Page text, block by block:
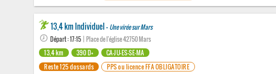
13,4 km Individuel - Une virée sur Mars
Départ : 17:15 | Place de l'église 42750 Mars
13,4 km
390 D+
CA-JU-ES-SE-MA
Reste 125 dossards
PPS ou licence FFA OBLIGATOIRE